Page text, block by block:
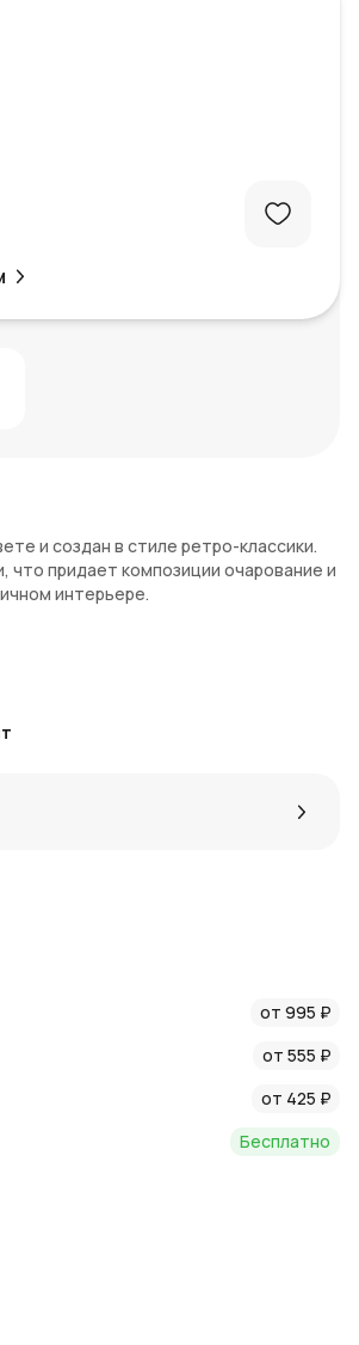
и создан в стиле ретро-классики.
придает композиции очарование и
интерьере.
доброты.
или праздничном столе.
блоге оот 995 ₽
от 555 ₽
от 425 ₽
Бесплатно